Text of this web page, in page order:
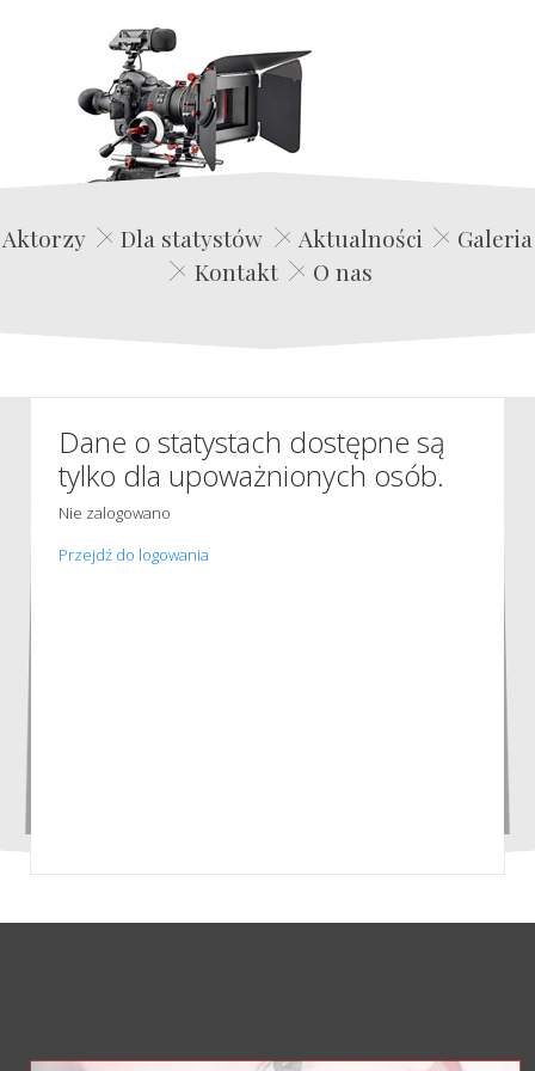
Edwin Film Agencja Aktorska
Aktorzy Dla statystów Aktualności
Galeria
Kontakt
O nas
Dane o statystach dostępne są
tylko dla upoważnionych osób.
Nie zalogowano
Przejdź do logowania